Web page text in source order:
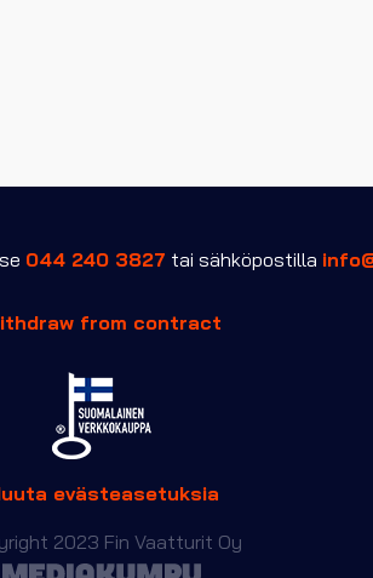
044 240 3827 tai sähköpostilla
from contract
evästeasetuksia
2023 Fin Vaatturit Oy